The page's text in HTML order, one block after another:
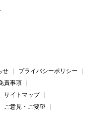
せ
プライバシーポリシー
責事項
サイトマップ
ご意見・ご要望